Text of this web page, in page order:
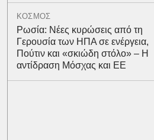
ΚΟΣΜΟΣ
Ρωσία: Νέες κυρώσεις από τη
Γερουσία των ΗΠΑ σε ενέργεια,
Πούτιν και «σκιώδη στόλο» – Η
αντίδραση Μόσχας και ΕΕ